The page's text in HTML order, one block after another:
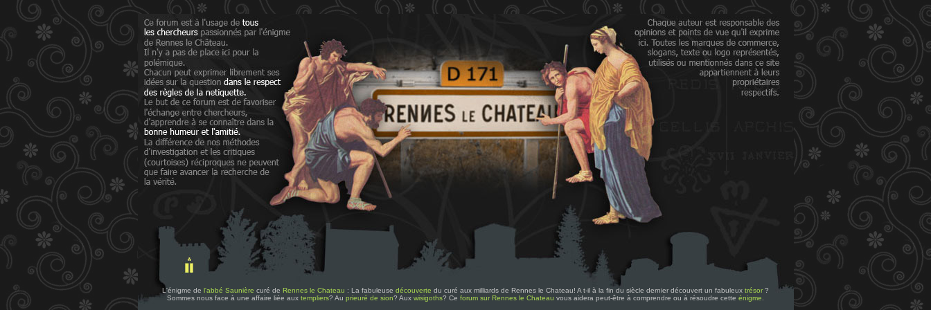
L'énigme de l'abbé Saunière curé de Rennes le Chateau : La fabuleuse découverte du curé aux milliards de Rennes le Chateau! A t-il à la fin du siècle dernier découvert un fabuleux trésor ?
Sommes nous face à une affaire liée aux templiers? Au prieuré de sion? Aux wisigoths? Ce forum sur Rennes le Chateau vous aidera peut-être à comprendre ou à résoudre cette énigme